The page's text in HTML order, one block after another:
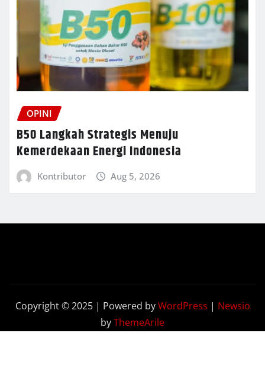
OPINI
B50 Langkah Strategis Menuju
Kemerdekaan Energi Indonesia
Kontributor Aug 5, 2026
Copyright © 2025 | Powered byWordPress | Newsio
byThemeArile